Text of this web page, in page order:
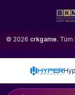
© 2026 crkgame. Tüm